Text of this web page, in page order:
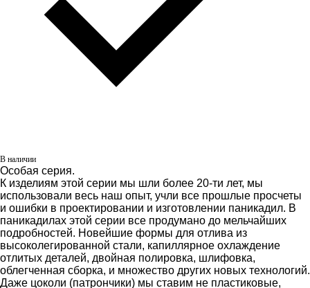
В наличии
Особая серия.
К изделиям этой серии мы шли более 20-ти лет, мы
использовали весь наш опыт, учли все прошлые просчеты
и ошибки в проектировании и изготовлении паникадил. В
паникадилах этой серии все продумано до мельчайших
подробностей. Новейшие формы для отлива из
высоколегированной стали, капиллярное охлаждение
отлитых деталей, двойная полировка, шлифовка,
облегченная сборка, и множество других новых технологий.
Даже цоколи (патрончики) мы ставим не пластиковые,